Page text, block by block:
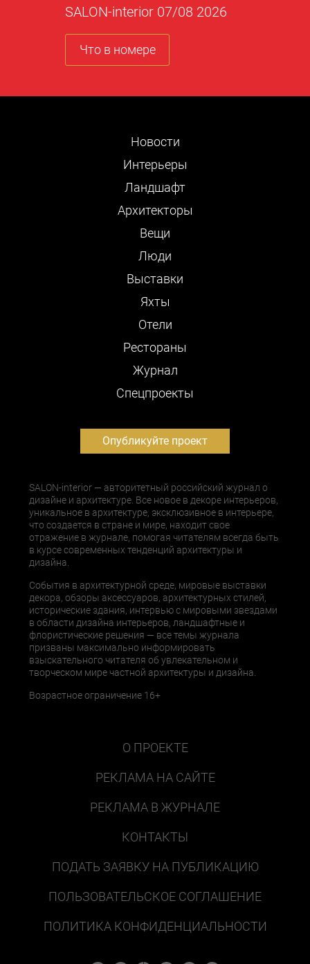
SALON-interior 07/08 2026
Что в номере
Новости
Интерьеры
Ландшафт
Архитекторы
Вещи
Люди
Выставки
Яхты
Отели
Рестораны
Журнал
Cпецпроекты
Опубликуйте проект
SALON-interior — авторитетный российский журнал о
дизайне и архитектуре. Все новое в декоре интерьеров,
уникальное в архитектуре, эксклюзивное в интерьере,
что создается в стране и мире, находит свое
отражение в журнале, помогая читателям всегда быть
в курсе современных тенденций архитектуры и
дизайна.
События в архитектурной среде, мировые выставки
декора, обзоры аксессуаров, архитектурных стилей,
исторические здания, интервью с мировыми звездами
в области дизайна интерьеров, ландшафтные и
флористические решения — все темы журнала
призваны максимально информировать
взыскательного читателя об увлекательном и
творческом мире частной архитектуры и дизайна.
Возрастное ограничение 16+
О ПРОЕКТЕ
РЕКЛАМА НА САЙТЕ
РЕКЛАМА В ЖУРНАЛЕ
КОНТАКТЫ
ПОДАТЬ ЗАЯВКУ НА ПУБЛИКАЦИЮ
ПОЛЬЗОВАТЕЛЬСКОЕ СОГЛАШЕНИЕ
ПОЛИТИКА КОНФИДЕНЦИАЛЬНОСТИ